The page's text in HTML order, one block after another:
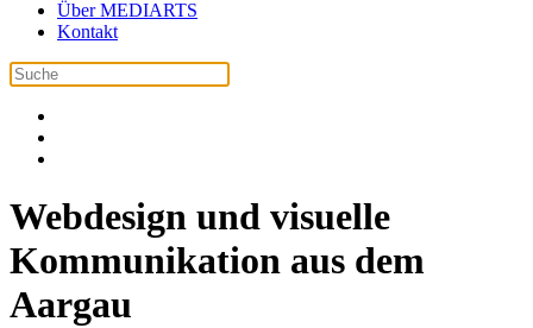
Über MEDIARTS
Kontakt
Webdesign und visuelle
Kommunikation aus dem
Aargau